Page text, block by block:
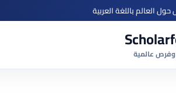
العالم باللغة العربية
عالمية